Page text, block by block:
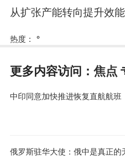
从扩张产能转向提升效能
热度： °
更多内容访问： 焦点
中印同意加快推进恢复直航航班
俄罗斯驻华大使：俄中是真正的